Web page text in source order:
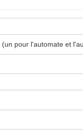
pour l'automate et